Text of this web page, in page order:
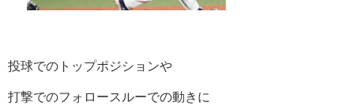
投球でのトップポジションや
打撃でのフォロースルーでの動きに